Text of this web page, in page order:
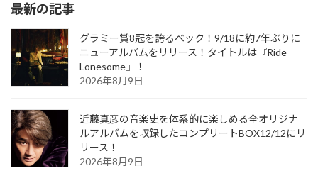
最新の記事
グラミー賞8冠を誇るベック！9/18に約7年ぶりに
ニューアルバムをリリース！タイトルは『Ride
Lonesome』！
2026年8月9日
近藤真彦の音楽史を体系的に楽しめる全オリジナ
ルアルバムを収録したコンプリートBOX12/12にリ
リース！
2026年8月9日